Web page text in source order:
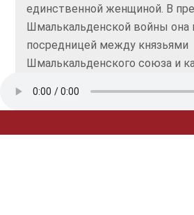
единственной женщиной. В
Шмалькальденской войны она
посредницей между князьями
Шмалькальденского союза и
за пределы традиционных